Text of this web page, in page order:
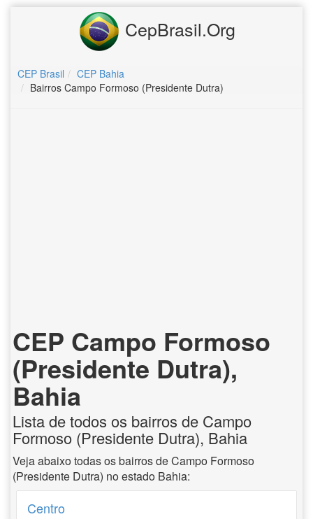
CepBrasil.Org
CEP Brasil
CEP Bahia
Bairros Campo Formoso (Presidente Dutra)
CEP Campo Formoso
(Presidente Dutra),
Bahia
Lista de todos os bairros de Campo
Formoso (Presidente Dutra), Bahia
Veja abaixo todas os bairros de Campo Formoso
(Presidente Dutra) no estado Bahia:
Centro